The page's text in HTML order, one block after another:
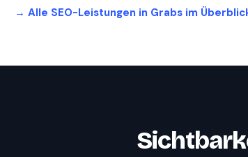
→ Alle SEO-Leistungen in Grabs im